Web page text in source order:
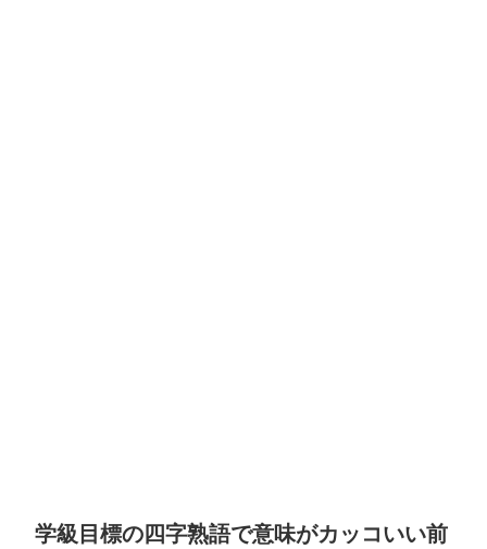
学級目標の四字熟語で意味がカッコいい前